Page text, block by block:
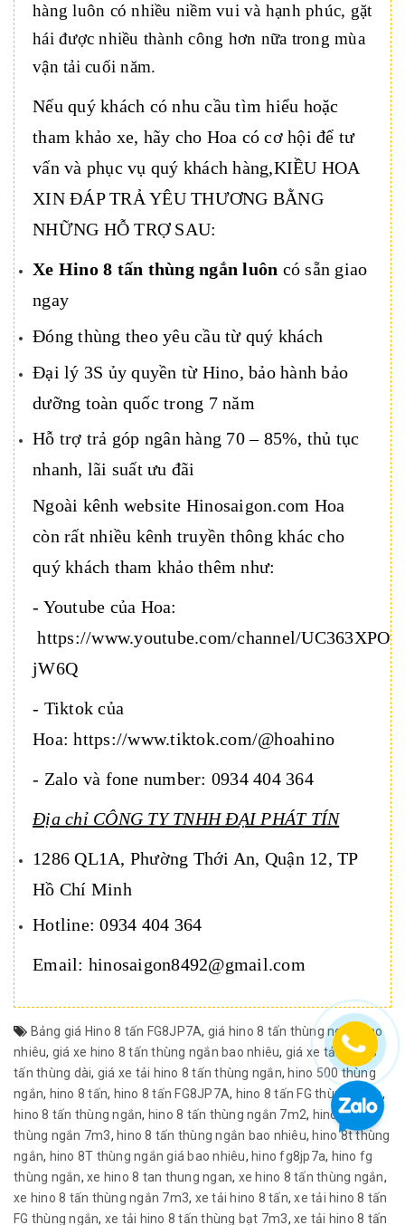
hàng luôn có nhiều niềm vui và hạnh phúc, gặt
hái được nhiều thành công hơn nữa trong mùa
vận tải cuối năm.
Nếu quý khách có nhu cầu tìm hiểu hoặc
tham khảo xe, hãy cho Hoa có cơ hội để tư
vấn và phục vụ quý khách hàng,KIỀU HOA
XIN ĐÁP TRẢ YÊU THƯƠNG BẰNG
NHỮNG HỖ TRỢ SAU:
Xe Hino 8 tấn thùng ngắn luôn có sẵn giao
ngay
Đóng thùng theo yêu cầu từ quý khách
Đại lý 3S ủy quyền từ Hino, bảo hành bảo
dưỡng toàn quốc trong 7 năm
Hỗ trợ trả góp ngân hàng 70 – 85%, thủ tục
nhanh, lãi suất ưu đãi
Ngoài kênh website Hinosaigon.com Hoa
còn rất nhiều kênh truyền thông khác cho
quý khách tham khảo thêm như:
- Youtube của Hoa:
https://www.youtube.com/channel/
jW6Q
- Tiktok của
Hoa: https://www.tiktok.com/@hoahino
- Zalo và fone number: 0934 404 364
Địa chỉ CÔNG TY TNHH ĐẠI PHÁT TÍN
1286 QL1A, Phường Thới An, Quận 12, TP
Hồ Chí Minh
Hotline: 0934 404 364
Email: hinosaigon8492@gmail.com
Bảng giá Hino 8 tấn FG8JP7A, giá hino 8 tấn thùng ngắn bao
nhiêu, giá xe hino 8 tấn thùng ngắn bao nhiêu, giá xe tải hino 8
tấn thùng dài, giá xe tải hino 8 tấn thùng ngắn, hino 500 thùng
ngắn, hino 8 tấn, hino 8 tấn FG8JP7A, hino 8 tấn FG thùng ngắn,
hino 8 tấn thùng ngắn, hino 8 tấn thùng ngắn 7m2, hino 8 tấn
thùng ngắn 7m3, hino 8 tấn thùng ngắn bao nhiêu, hino 8t thùng
ngắn, hino 8T thùng ngắn giá bao nhiêu, hino fg8jp7a, hino fg
thùng ngắn, xe hino 8 tan thung ngan, xe hino 8 tấn thùng ngắn,
xe hino 8 tấn thùng ngắn 7m3, xe tải hino 8 tấn,xe tải hino 8 tấn
FG thùng ngắn, xe tải hino 8 tấn thùng bạt 7m3, xe tải hino 8 tấn